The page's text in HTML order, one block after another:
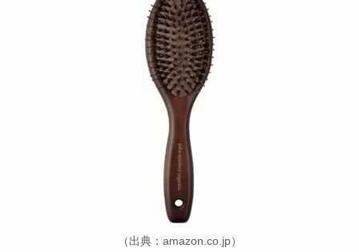
（出典：amazon.co.jp）